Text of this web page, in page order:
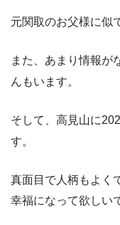
元関取のお父様に似
また、あまり情報が
んもいます。
そして、高見山に
す。
真面目で人柄もよく
幸福になって欲しい